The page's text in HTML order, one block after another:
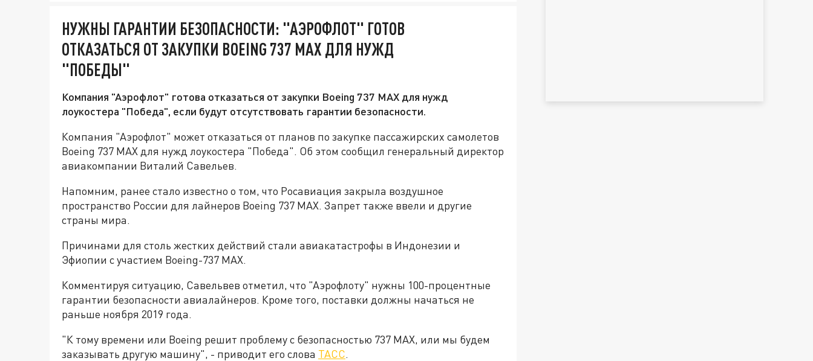
НУЖНЫ ГАРАНТИИ БЕЗОПАСНОСТИ: "АЭРОФЛОТ" ГОТОВ
ОТКАЗАТЬСЯ ОТ ЗАКУПКИ BOEING 737 MAX ДЛЯ НУЖД
"ПОБЕДЫ"
Компания "Аэрофлот" готова отказаться от закупки Boeing 737 MAX для нужд
лоукостера "Победа", если будут отсутствовать гарантии безопасности.
Компания "Аэрофлот" может отказаться от планов по закупке пассажирских самолетов
Boeing 737 MAX для нужд лоукостера "Победа". Об этом сообщил генеральный директор
авиакомпании Виталий Савельев.
Напомним, ранее стало известно о том, что Росавиация закрыла воздушное
пространство России для лайнеров Boeing 737 MAX. Запрет также ввели и другие
страны мира.
Причинами для столь жестких действий стали авиакатастрофы в Индонезии и
Эфиопии с участием Boeing-737 MAX.
Комментируя ситуацию, Савельвев отметил, что "Аэрофлоту" нужны 100-процентные
гарантии безопасности авиалайнеров. Кроме того, поставки должны начаться не
раньше ноября 2019 года.
"К тому времени или Boeing решит проблему с безопасностью 737 MAX, или мы будем
заказывать другую машину", - приводит его слова ТАСС.